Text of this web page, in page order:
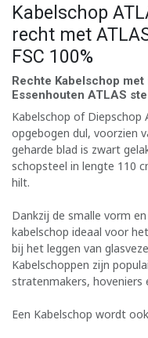
Kabelschop
recht met
FSC 100%
Rechte Kabelschop
Essenhouten ATLAS
Kabelschop of Diepschop
opgebogen dul, voorzien
geharde blad is zwart
schopsteel in lengte 110
hilt.
Dankzij de smalle vorm
kabelschop ideaal voor
bij het leggen van
Kabelschoppen zijn
stratenmakers, hoveniers
Een Kabelschop wordt